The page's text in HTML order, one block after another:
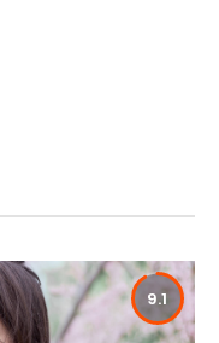
9.1